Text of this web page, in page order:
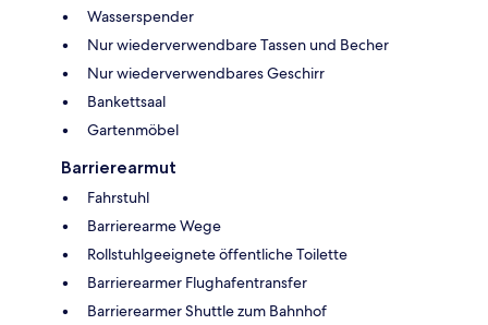
Wasserspender
Nur wiederverwendbare Tassen und Becher
Nur wiederverwendbares Geschirr
Bankettsaal
Gartenmöbel
Barrierearmut
Fahrstuhl
Barrierearme Wege
Rollstuhlgeeignete öffentliche Toilette
Barrierearmer Flughafentransfer
Barrierearmer Shuttle zum Bahnhof